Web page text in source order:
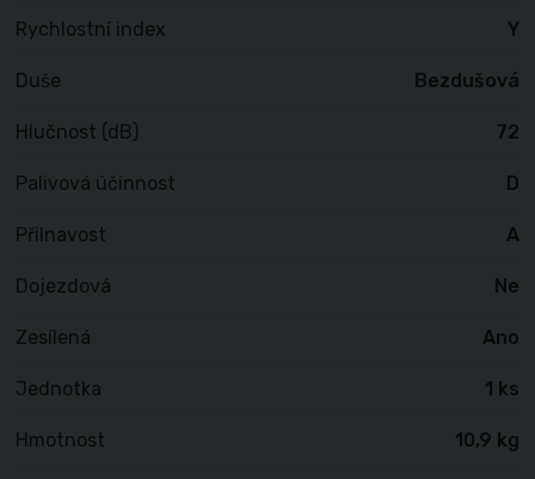
Rychlostní index Y
Duše Bezdušová
Hlučnost (dB) 72
Palivová účinnost D
Přilnavost A
Dojezdová Ne
Zesílená Ano
Jednotka 1 ks
Hmotnost 10,9 kg